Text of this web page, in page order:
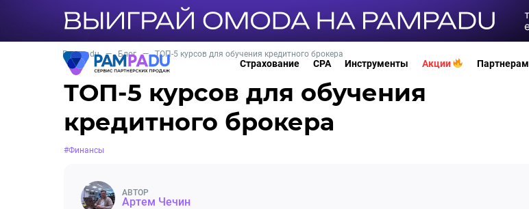
Страхование CPA Инструменты Акции Партнерам
Pampadu — Блог — ТОП-5 курсов для обучения кредитного брокера
ТОП-5 курсов для обучения
кредитного брокера
#Финансы
АВТОР
Артем Чечин